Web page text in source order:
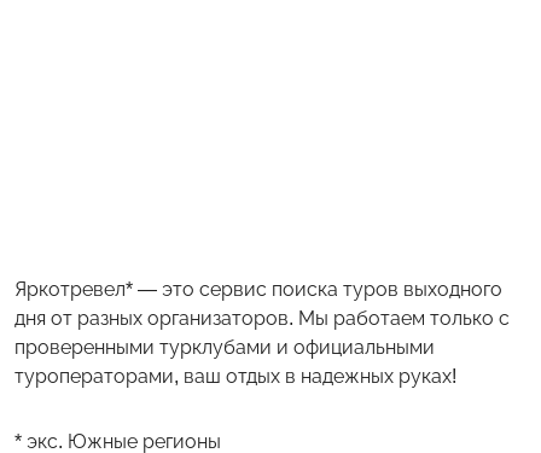
Яркотревел* — это сервис поиска туров выходного
дня от разных организаторов. Мы работаем только с
проверенными турклубами и официальными
туроператорами, ваш отдых в надежных руках!
* экс. Южные регионы